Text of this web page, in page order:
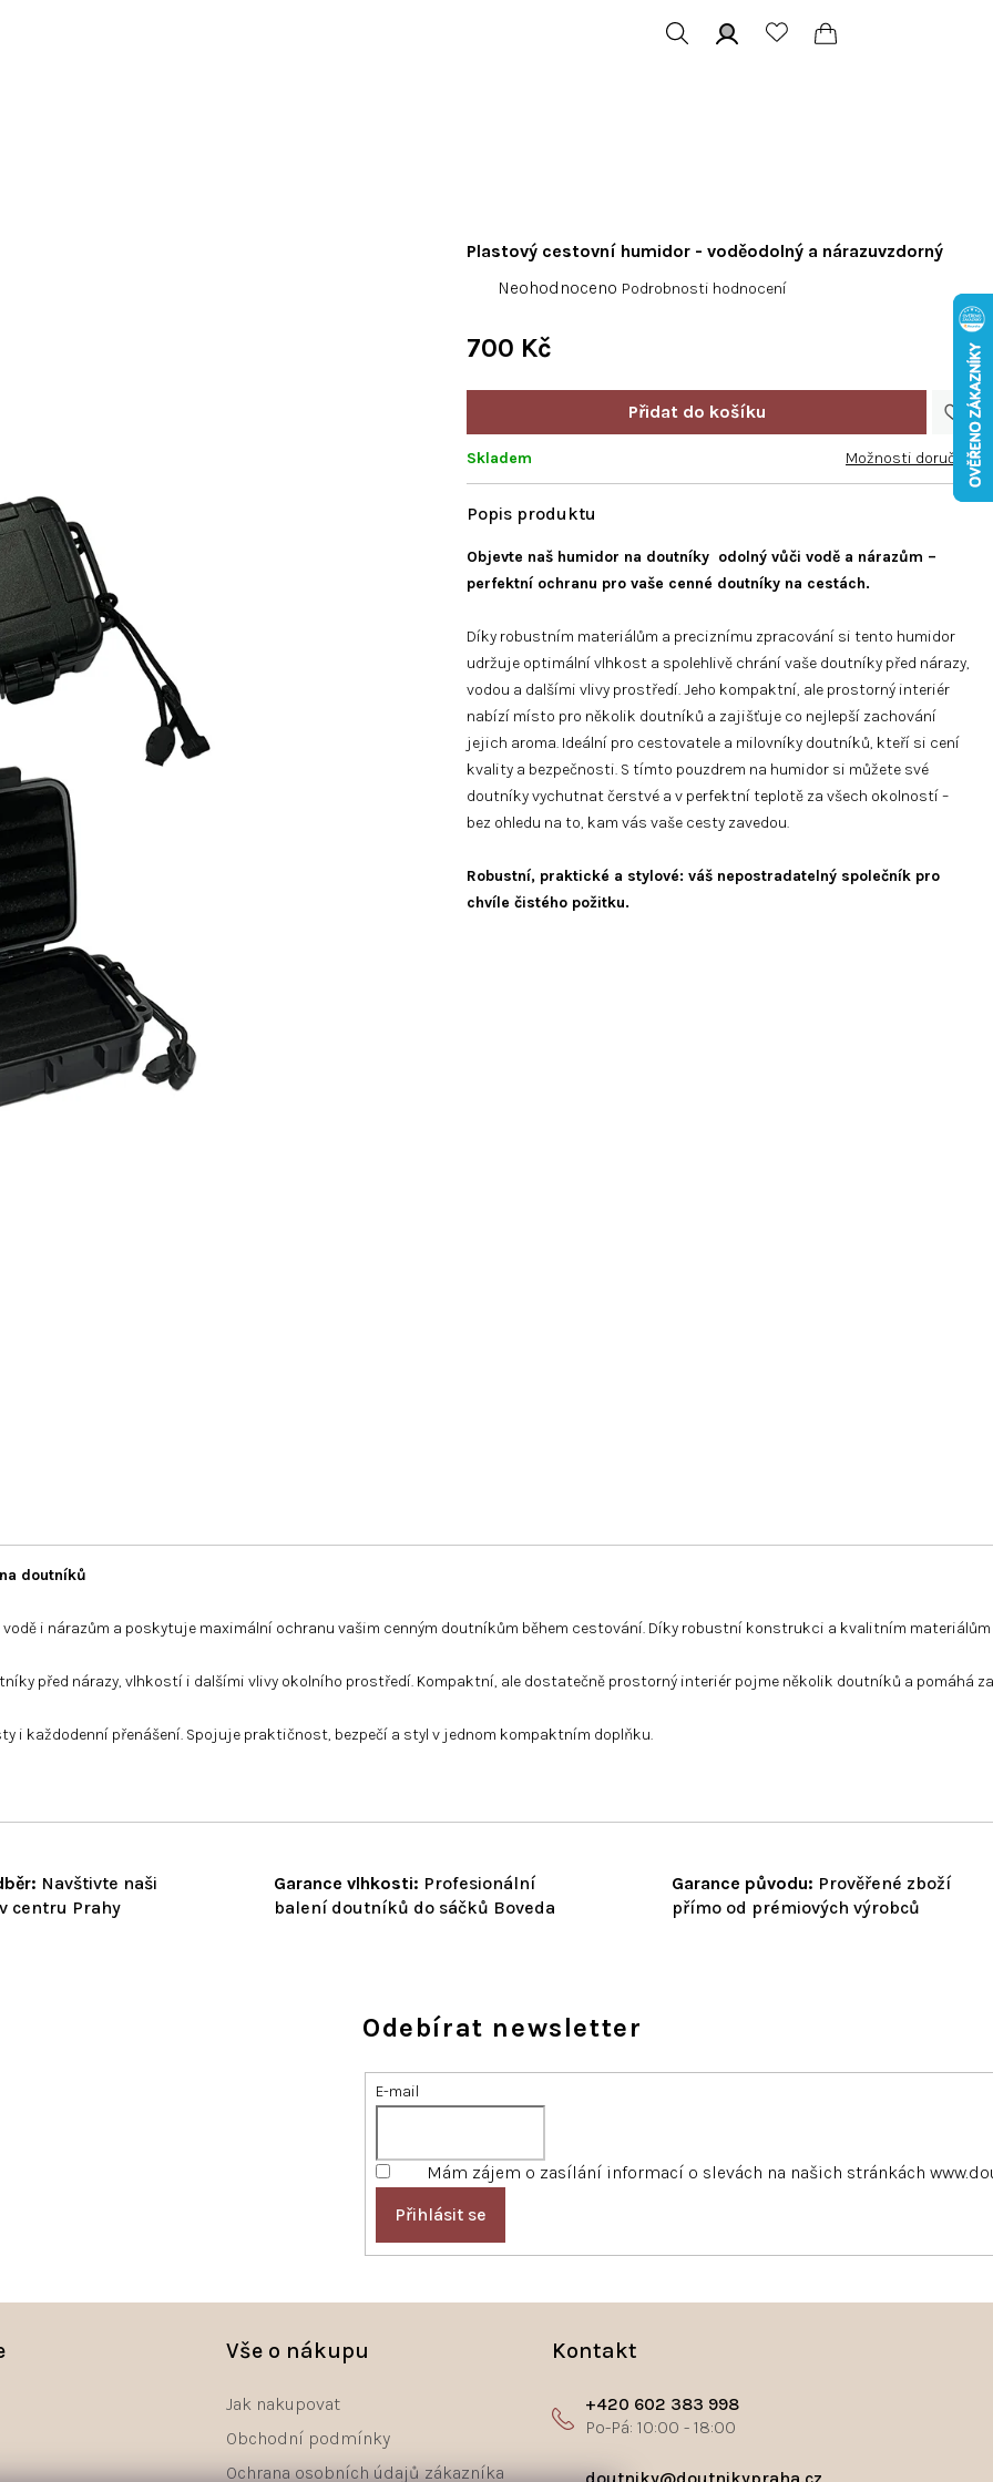
Plastový cestovní humidor - voděodolný a nárazuvzdorný
Průměrné
produktu
0,0
Neohodnoceno Podrobnosti hodnocení
Objevte naš humidor na doutníky odolný vůči vodě a nárazům –
perfektní ochranu pro vaše cenné doutníky na cestách.
Díky robustním materiálům a preciznímu zpracování si tento humidor
udržuje optimální vlhkost a spolehlivě chrání vaše doutníky před nárazy,
vodou a dalšími vlivy prostředí. Jeho kompaktní, ale prostorný interiér
nabízí místo pro několik doutníků a zajišťuje co nejlepší zachování
jejich aroma. Ideální pro cestovatele a milovníky doutníků, kteří si cení
kvality a bezpečnosti. S tímto pouzdrem na humidor si můžete své
doutníky vychutnat čerstvé a v perfektní teplotě za všech okolností –
bez ohledu na to, kam vás vaše cesty zavedou.
Robustní, praktické a stylové: váš nepostradatelný společník pro
chvíle čistého požitku.
700 Kč
Skladem Možnosti doručení
Navštivte naši
centru Prahy
Garance vlhkosti: Profesionální
balení doutníků do sáčků Boveda
Garance původu: Prověřené zboží
přímo od prémiových výrobců
doutníků
i nárazům a poskytuje maximální ochranu vašim cenným doutníkům během cestování. Díky robustní konstrukci a kvalitním
před nárazy, vlhkostí i dalšími vlivy okolního prostředí. Kompaktní, ale dostatečně prostorný interiér pojme několik doutníků a pomáhá
i každodenní přenášení. Spojuje praktičnost, bezpečí a styl v jednom kompaktním doplňku.
Odebírat newsletter
E-mail
Mám zájem o zasílání informací o slevách na našich stránkách
Přihlásit se
Vše o nákupu
Jak nakupovat
Obchodní podmínky
Ochrana osobních údajů zákazníka
Kontakt
+420 602 383 998